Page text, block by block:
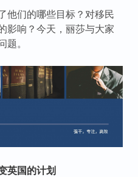
他们的哪些目标？对移民
影响？今天，丽莎与大家
。
英国的计划